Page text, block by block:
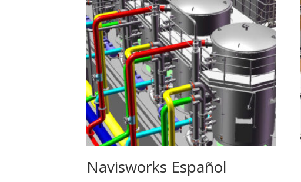
Navisworks Español